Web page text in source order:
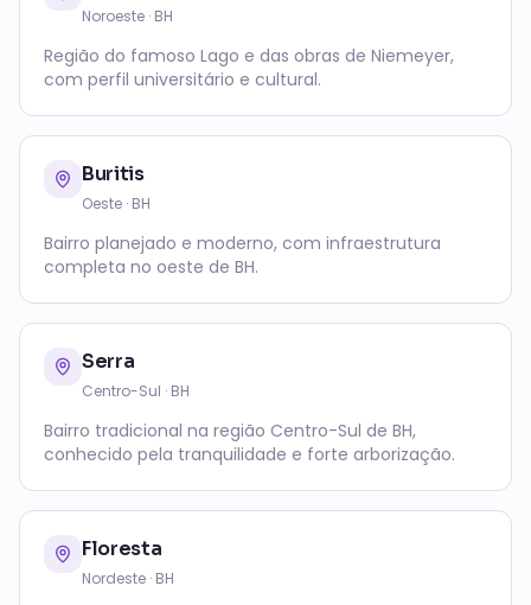
Noroeste · BH
Região do famoso Lago e das obras de Niemeyer,
com perfil universitário e cultural.
Buritis
Oeste · BH
Bairro planejado e moderno, com infraestrutura
completa no oeste de BH.
Serra
Centro-Sul · BH
Bairro tradicional na região Centro-Sul de BH,
conhecido pela tranquilidade e forte arborização.
Floresta
Nordeste · BH